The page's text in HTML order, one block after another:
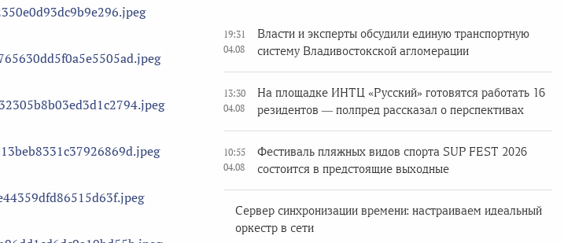
19:31
04.08
Власти и эксперты обсудили единую транспортную
систему Владивостокской агломерации
13:30
04.08
На площадке ИНТЦ «Русский» готовятся работать 16
резидентов — полпред рассказал о перспективах
10:55
04.08
Фестиваль пляжных видов спорта SUP FEST 2026
состоится в предстоящие выходные
Сервер синхронизации времени: настраиваем идеальный
оркестр в сети